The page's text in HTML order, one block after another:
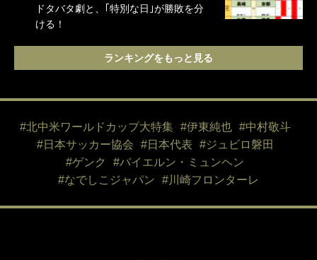
ドタバタ劇と、｢特別な日｣が勝敗を分
ける！
ランキングをもっと見る
#北中米ワールドカップ大特集 #伊東純也
#中村敬斗
#日本サッカー協会
#日本代表
#ジュビロ磐田
#ゲンク
#バイエルン・ミュンヘン
#なでしこジャパン
#川崎フロンターレ